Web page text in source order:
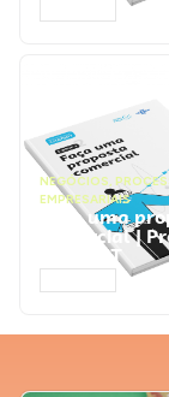
NEGÓCIOS,
EMPRESARIAIS
Faça uma
comercial |
ChatGPT